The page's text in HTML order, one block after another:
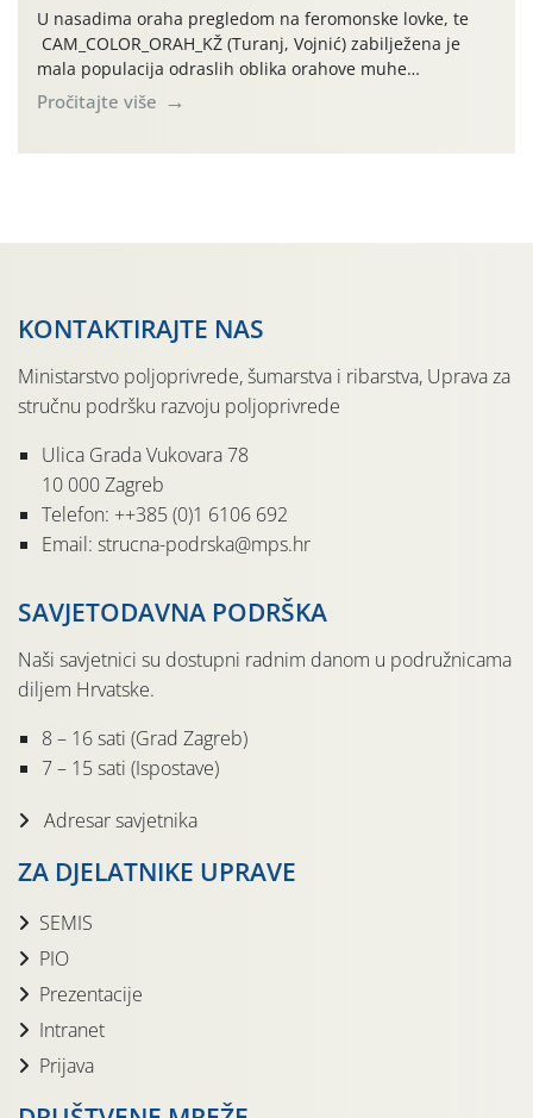
U nasadima oraha pregledom na feromonske lovke, te
CAM_COLOR_ORAH_KŽ (Turanj, Vojnić) zabilježena je
mala populacija odraslih oblika orahove muhe
(Rhagoletis completa). Niska brojnost može se objasniti
činjenicom da je riječ o mladim nasadima s vrlo malim
Pročitajte više
KONTAKTIRAJTE NAS
Ministarstvo poljoprivrede, šumarstva i ribarstva, Uprava za
stručnu podršku razvoju poljoprivrede
Ulica Grada Vukovara 78
10 000 Zagreb
Telefon: ++385 (0)1 6106 692
Email: strucna-podrska@mps.hr
SAVJETODAVNA PODRŠKA
Naši savjetnici su dostupni radnim danom u podružnicama
diljem Hrvatske.
8 – 16 sati (Grad Zagreb)
7 – 15 sati (Ispostave)
Adresar savjetnika
ZA DJELATNIKE UPRAVE
SEMIS
PIO
Prezentacije
Intranet
Prijava